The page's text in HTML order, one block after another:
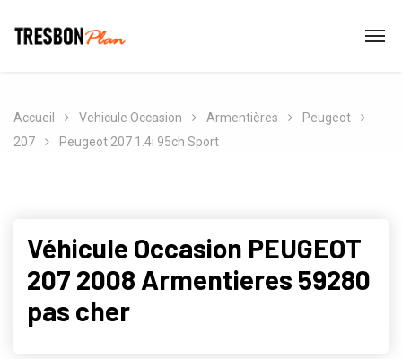
Accueil Vehicule Occasion Armentières
Peugeot
207
Peugeot 207 1.4i 95ch Sport
Véhicule Occasion PEUGEOT
207 2008 Armentieres 59280
pas cher